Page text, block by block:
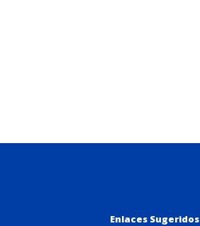
Enlaces Sugeridos